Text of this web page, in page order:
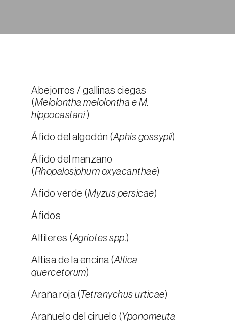
Abejorros / gallinas ciegas
(Melolontha melolontha e M.
hippocastani )
Áfido del algodón (Aphis gossypii)
Áfido del manzano
(Rhopalosiphum oxyacanthae)
Áfido verde (Myzus persicae)
Áfidos
Alfileres (Agriotes spp.)
Altisa de la encina (Altica
quercetorum)
Araña roja ( Tetranychus urticae)
Arañuelo del ciruelo (Yponomeuta